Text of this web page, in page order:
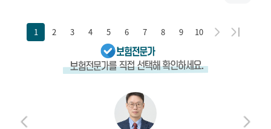
1 2 3 4 5 6 7 8 9 10